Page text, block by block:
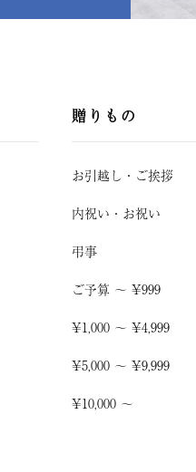
贈りもの
お引越し ・ ご挨拶
内祝い・お祝い
弔事
ご予算 〜 ¥999
¥1,000 〜 ¥4,999
¥5,000 〜 ¥9,999
¥10,000 〜